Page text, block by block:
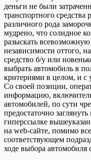
деньги не были
транспортного средства
различного рода
мудрено, что солидное
разыскать
независимости оттого,
средство б/у или
выбрать автомобиль в
критериями в целом, и с
Со своей позиции,
информацию,
автомобилей, по сути
предостаточно
гиперссылке
на web-сайте, помимо
соответствующем
ходе выбора автомобиля